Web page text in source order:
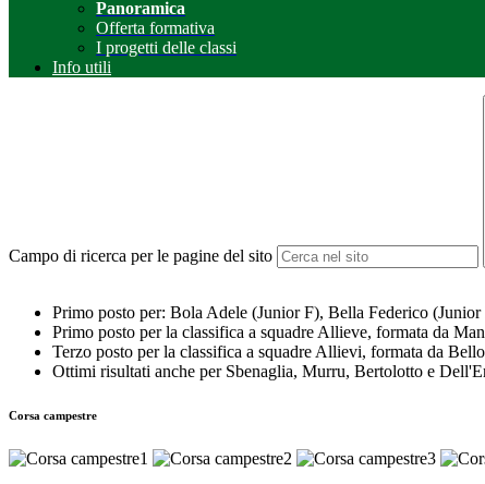
Panoramica
Offerta formativa
I progetti delle classi
Info utili
Campo di ricerca per le pagine del sito
Primo posto per: Bola Adele (Junior F), Bella Federico
Primo posto per la classifica a squadre Allieve, formata da
Terzo posto per la classifica a squadre Allievi, formata da
Ottimi risultati anche per Sbenaglia, Murru, Bertolotto e
Corsa campestre